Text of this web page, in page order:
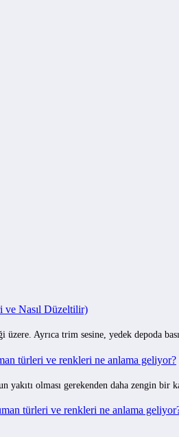
ve Nasıl Düzeltilir)
üzere. Ayrıca trim sesine, yedek depoda
türleri ve renkleri ne anlama geliyor?
yakıtı olması gerekenden daha zengin bir
türleri ve renkleri ne anlama